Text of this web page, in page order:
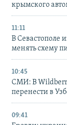
крымского
11:11
В Севастополе
менять схему
10:45
СМИ: В
перенести в
09:41